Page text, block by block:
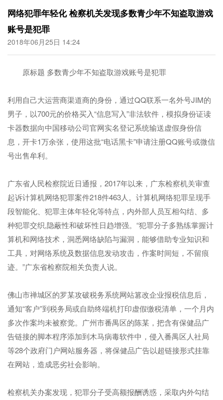
网络犯罪年轻化 检察机关发现多数青少年不知盗取游戏
账号是犯罪
2018年06月25日 14:24
原标题 多数青少年不知盗取游戏账号是犯罪
利用自己大运营商渠道商的身份，通过QQ联系一名外号JIM的
男子，以700元的价格买入“信息写入”非法软件，模拟身份证读
卡器数据向中国移动公司官网实名登记系统输送虚假身份信
息，开卡1万余张，使用这批“电话黑卡”申请注册QQ账号或微信
号出售牟利。
广东省人民检察院近日通报，2017年以来，广东检察机关审查
起诉计算机网络犯罪案件218件463人。计算机网络犯罪呈现手
段智能化、犯罪主体年轻化等特点，内外部人员互相勾结、多
种犯罪交织,隐蔽性和破坏性日趋增强。“犯罪分子多熟练掌握计
算机和网络技术，洞悉网络缺陷与漏洞，能够借助专业知识和
工具，对网络系统及数据信息发动攻击，作案时间短，不留痕
迹。”广东省检察院相关负责人说。
佛山市禅城区的罗某攻破税务系统网站篡改企业报税信息后，
通知“客户”到税务局或自助终端机打印虚假缴税清单，一个月内
多次作案均未被察觉。广州市番禺区的陈某，把含有保健品广
告链接的脚本程序添加到木马病毒软件中，侵入番禺区人社局
等28个政府门户网站服务器，将保健品广告以超链接形式挂靠
在网站，造成恶劣社会影响。
检察机关办案发现，犯罪分子受高额报酬诱惑，采取内外勾结